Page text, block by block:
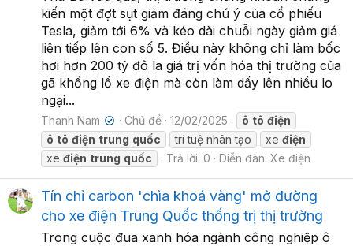
kiến một đợt sụt giảm đáng chú ý của cổ phiếu
Tesla, giảm tới 6% và kéo dài chuỗi ngày giảm giá
liên tiếp lên con số 5. Điều này không chỉ làm bốc
hơi hơn 200 tỷ đô la giá trị vốn hóa thị trường của
gã khổng lồ xe điện mà còn làm dấy lên nhiều lo
ngại...
Thanh Nam ✔ Chủ đề 12/02/2025 ô tô điện
ô tô điện trung quốc trí tuệ nhân tạo xe điện
xe điện trung quốc Trả lời: 0 Diễn đàn: Xe điện
Tín chỉ carbon 'chìa khoá vàng' mở đường
cho xe điện Trung Quốc thống trị thị trường
Trong cuộc đua xanh hóa ngành công nghiệp ô